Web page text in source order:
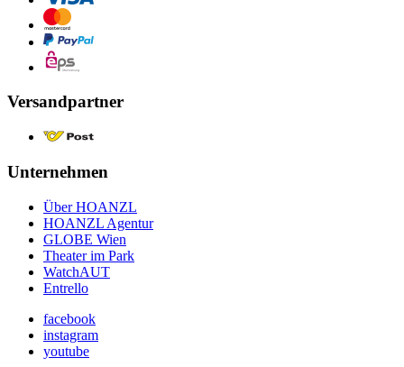
Versandpartner
Unternehmen
Über HOANZL
HOANZL Agentur
GLOBE Wien
Theater im Park
WatchAUT
Entrello
facebook
instagram
youtube